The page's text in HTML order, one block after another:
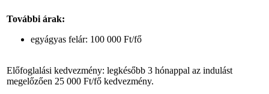
További árak:
egyágyas felár: 100 000 Ft/fő
Előfoglalási kedvezmény: legkésőbb 3 hónappal az indulást
megelőzően 25 000 Ft/fő kedvezmény.